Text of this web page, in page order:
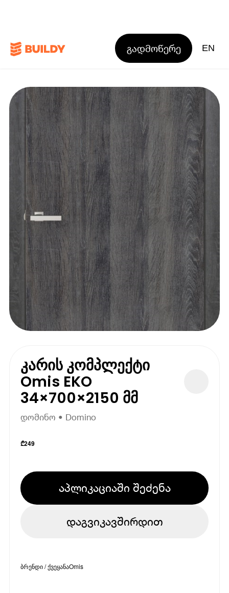
გადმოწერე EN
კარის კომპლექტი
Omis EKO
34×700×2150 მმ
დომინო • Domino
₾249
აპლიკაციაში შეძენა
დაგვიკავშირდით
ბრენდი / ქვეყანაOmis